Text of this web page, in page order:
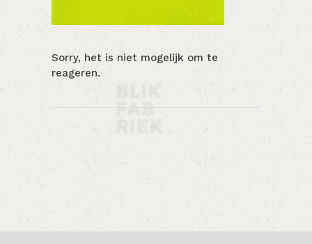
Sorry, het is niet mogelijk om te
reageren.